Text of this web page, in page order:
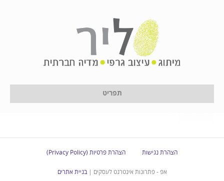
תפריט
logo_pilates-150×150
הצהרת נגישות הצהרת פרטיות (Privacy Policy)
אפ - פתרונות אינטרנט לעסקים |בניית אתרים